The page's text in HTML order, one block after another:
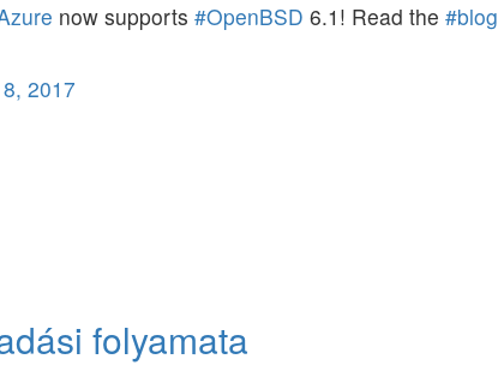
now supports #OpenBSD 6.1! Read the #blog
2017
folyamata